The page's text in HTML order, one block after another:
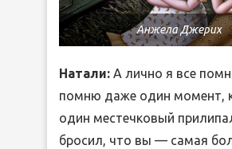
Анжела Джерих
Натали: А лично я все
помню даже один момент,
один местечковый
бросил, что вы — самая